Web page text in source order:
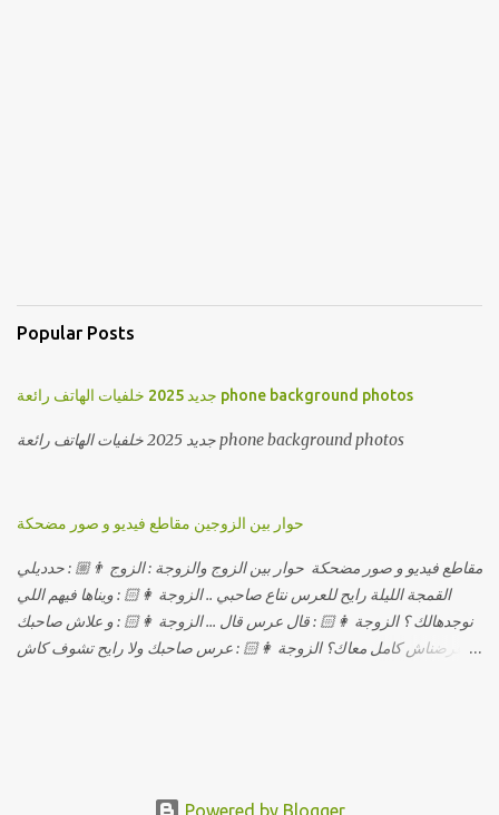
Popular Posts
جديد 2025 خلفيات الهاتف رائعة phone background photos
جديد 2025 خلفيات الهاتف رائعة phone background photos
حوار بين الزوجين مقاطع فيديو و صور مضحكة
مقاطع فيديو و صور مضحكة حوار بين الزوج والزوجة : الزوج 👨🏼 : حدديلي
القمجة الليلة رايح للعرس نتاع صاحبي .. الزوجة 👩🏻 : ويناها فيهم اللي
نوجدهالك ؟ الزوجة 👩🏻 : قال عرس قال ... الزوجة 👩🏻 : و علاش صاحبك
ماعرضناش كامل معاك؟ الزوجة 👩🏻 : عرس صاحبك ولا رايح تشوف كاش
مديتهالي .. واقيلا تحسب روحك شريتني بيهم ؟ الزوجة 👩🏻 : فالح غير في
Powered by Blogger